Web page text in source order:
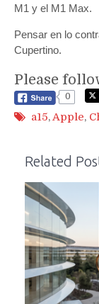
M1 y el M1 Max.
Pensar en lo
Cupertino.
Please
0
a15,Apple,
Related